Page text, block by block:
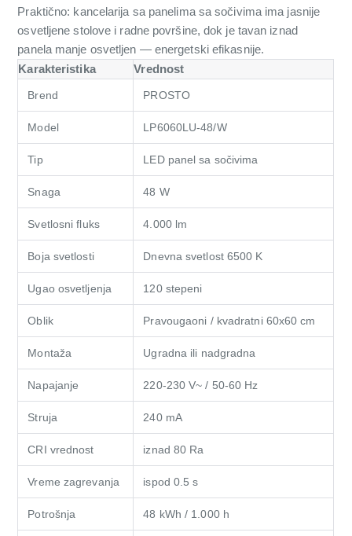
Praktično: kancelarija sa panelima sa sočivima ima jasnije
osvetljene stolove i radne površine, dok je tavan iznad
panela manje osvetljen — energetski efikasnije.
Karakteristika
Vrednost
Brend PROSTO
Model LP6060LU-48/W
Tip LED panel sa sočivima
Snaga 48 W
Svetlosni fluks 4.000 lm
Boja svetlosti Dnevna svetlost 6500 K
Ugao osvetljenja 120 stepeni
Oblik Pravougaoni / kvadratni 60x60 cm
Montaža Ugradna ili nadgradna
Napajanje 220-230 V~ / 50-60 Hz
Struja 240 mA
CRI vrednost iznad 80 Ra
Vreme zagrevanja ispod 0.5 s
Potrošnja 48 kWh / 1.000 h